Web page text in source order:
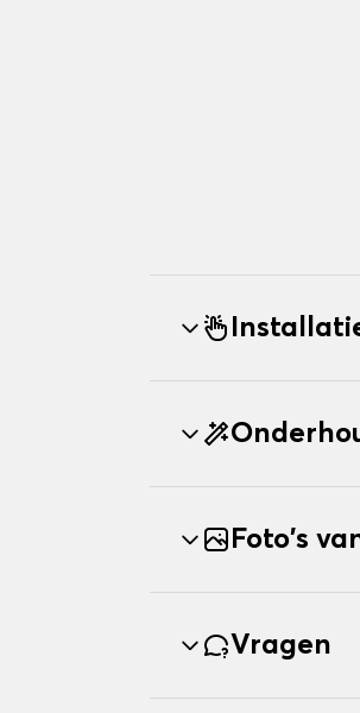
Foto's
Vragen